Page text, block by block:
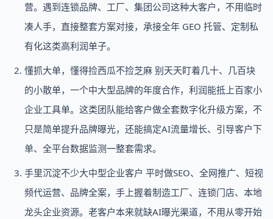
营。遇到连锁品牌、工厂、集团公司这种大客户，不用临时
凑人手，直接整套方案对接，承接全年 GEO 托管、定制私
有化这类高利润单子。
懂抓大单，懂得捡西瓜不捡芝麻 别天天盯着几十、几百块
的小散单，一个中大型品牌的年度合作，利润能抵上百家小
企业工具单。这类团队能给客户做全套数字化升级方案，不
只是简单提升品牌曝光，还能搞定AI流量增长、引导客户下
单、全平台数据监测一整套需求。
手里沉淀不少大中型企业客户 平时做SEO、全网推广、短视
频代运营、品牌全案，手上握着制造工厂、连锁门店、本地
龙头企业资源。老客户本来就缺AI曝光渠道，不用从零开始